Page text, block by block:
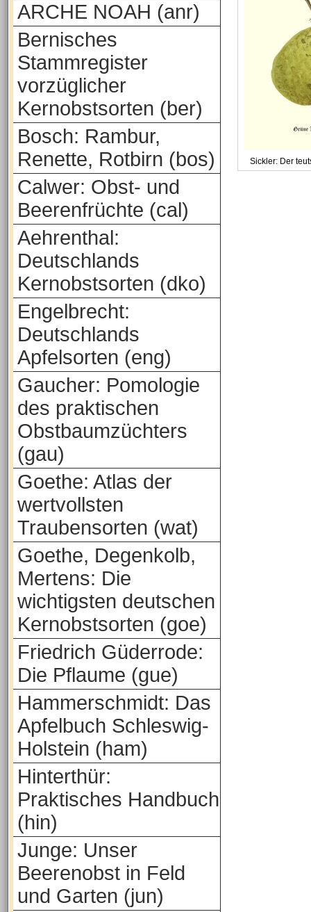
ARCHE NOAH (anr)
Bernisches
Stammregister
vorzüglicher
Kernobstsorten (ber)
Bosch: Rambur,
Renette, Rotbirn (bos)
Calwer: Obst- und
Beerenfrüchte (cal)
Aehrenthal:
Deutschlands
Kernobstsorten (dko)
Engelbrecht:
Deutschlands
Apfelsorten (eng)
Gaucher: Pomologie
des praktischen
Obstbaumzüchters
(gau)
Goethe: Atlas der
wertvollsten
Traubensorten (wat)
Goethe, Degenkolb,
Mertens: Die
wichtigsten deutschen
Kernobstsorten (goe)
Friedrich Güderrode:
Die Pflaume (gue)
Hammerschmidt: Das
Apfelbuch Schleswig-
Holstein (ham)
Hinterthür:
Praktisches Handbuch
(hin)
Junge: Unser
Beerenobst in Feld
und Garten (jun)
Sickler: Der